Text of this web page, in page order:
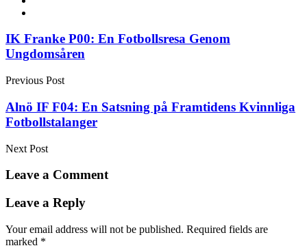
Post
navigation
IK Franke P00: En Fotbollsresa Genom
Ungdomsåren
Previous Post
Alnö IF F04: En Satsning på Framtidens Kvinnliga
Fotbollstalanger
Next Post
Leave a Comment
Leave a Reply
Your email address will not be published. Required fields are
marked *